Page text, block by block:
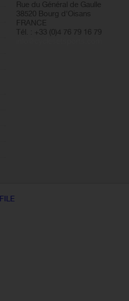
Rue du Général de Gaulle
38520 Bourg d'Oisans
FRANCE
Tél. : +33 (0)4 76 79 16 79